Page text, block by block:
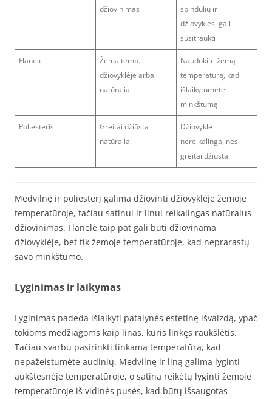
džiovinimas
spindulių ir
džiovyklės, gali
susitraukti
Flanelė
Žema temp.
džiovyklėje arba
natūraliai
Naudokite žemą
temperatūrą, kad
išlaikytumėte
minkštumą
Poliesteris
Greitai džiūsta
natūraliai
Džiovyklė
nereikalinga, nes
greitai džiūsta
Medvilnę ir poliesterį galima džiovinti džiovyklėje žemoje
temperatūroje, tačiau satinui ir linui reikalingas natūralus
džiovinimas. Flanelė taip pat gali būti džiovinama
džiovyklėje, bet tik žemoje temperatūroje, kad neprarastų
savo minkštumo.
Lyginimas ir laikymas
Lyginimas padeda išlaikyti patalynės estetinę išvaizdą, ypač
tokioms medžiagoms kaip linas, kuris linkęs raukšlėtis.
Tačiau svarbu pasirinkti tinkamą temperatūrą, kad
nepažeistumėte audinių. Medvilnę ir liną galima lyginti
aukštesnėje temperatūroje, o satiną reikėtų lyginti žemoje
temperatūroje iš vidinės pusės, kad būtų išsaugotas